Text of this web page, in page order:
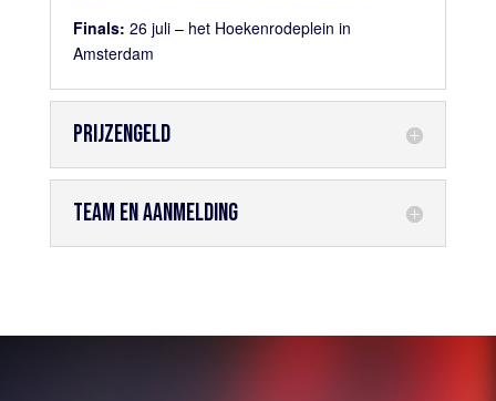
Finals: 26 juli – het Hoekenrodeplein in
Amsterdam
PRIJZENGELD
TEAM EN AANMELDING